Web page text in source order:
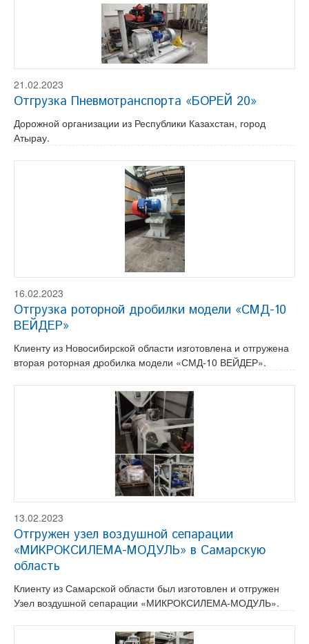
21.02.2023
Отгрузка Пневмотранспорта «БОРЕЙ 20»
Дорожной организации из Республики Казахстан, город
Атырау.
16.02.2023
Отгрузка роторной дробилки модели «СМД-10
ВЕЙДЕР»
Клиенту из Новосибирской области изготовлена и отгружена
вторая роторная дробилка модели «СМД-10 ВЕЙДЕР».
13.02.2023
Отгружен узел воздушной сепарации
«МИКРОКСИЛЕМА-МОДУЛЬ» в Самарскую
область
Клиенту из Самарской области был изготовлен и отгружен
Узел воздушной сепарации «МИКРОКСИЛЕМА-МОДУЛЬ».